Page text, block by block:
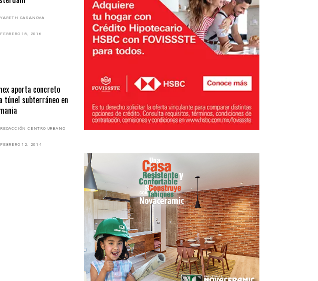
YARETH CASANOVA
FEBRERO 18, 2016
aporta concreto
túnel subterráneo en
REDACCIÓN CENTRO URBANO
FEBRERO 12, 2014